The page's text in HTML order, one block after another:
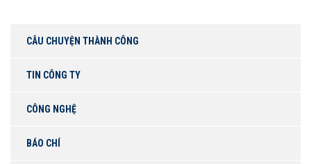
CÂU CHUYỆN THÀNH CÔNG
TIN CÔNG TY
CÔNG NGHỆ
BÁO CHÍ